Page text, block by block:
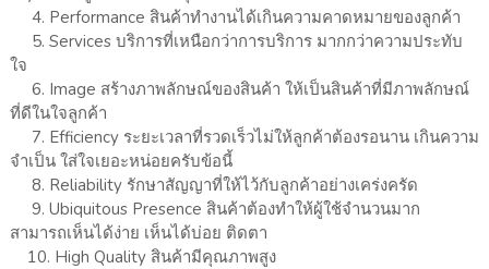
4. Performance สินค้าทำงานได้เกินความคาดหมายของลูกค้า
5. Services บริการที่เหนือกว่าการบริการ มากกว่าความประทับ
ใจ
6. Image สร้างภาพลักษณ์ของสินค้า ให้เป็นสินค้าที่มีภาพลักษณ์
ที่ดีในใจลูกค้า
7. Efficiency ระยะเวลาที่รวดเร็วไม่ให้ลูกค้าต้องรอนาน เกินความ
จำเป็น ใส่ใจเยอะหน่อยครับข้อนี้
8. Reliability รักษาสัญญาที่ให้ไว้กับลูกค้าอย่างเคร่งครัด
9. Ubiquitous Presence สินค้าต้องทำให้ผู้ใช้จำนวนมาก
สามารถเห็นได้ง่าย เห็นได้บ่อย ติดตา
10. High Quality สินค้ามีคุณภาพสูง